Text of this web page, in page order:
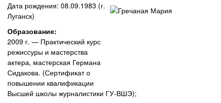
Дата рождения: 08.09.1983 (г.
Луганск)
Образование:
2009 г. — Практический курс
режиссуры и мастерства
актера, мастерская Германа
Сидакова. (Сертификат о
повышении квалификации
Высшей школы журналистики ГУ-ВШЭ);